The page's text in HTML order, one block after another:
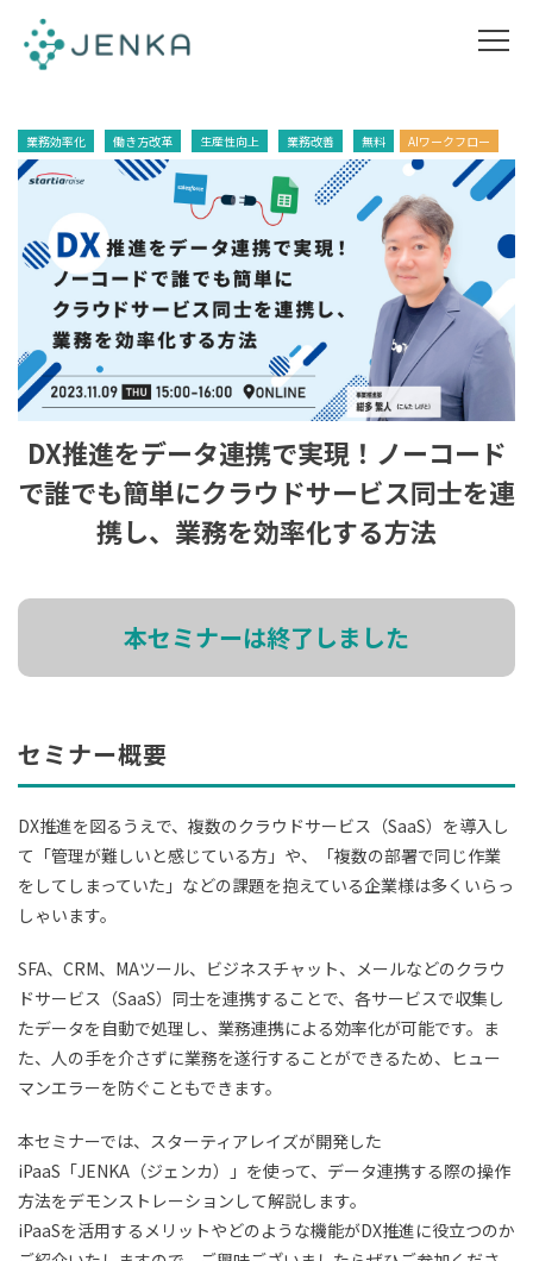
業務効率化 働き方改革 生産性向上 業務改善 無料 AIワークフロー
DX推進をデータ連携で実現！ノーコード
で誰でも簡単にクラウドサービス同士を連
携し、業務を効率化する方法
本セミナーは終了しました
セミナー概要
DX推進を図るうえで、複数のクラウドサービス（SaaS）を導入し
て「管理が難しいと感じている方」や、「複数の部署で同じ作業
をしてしまっていた」などの課題を抱えている企業様は多くいらっ
しゃいます。
SFA、CRM、MAツール、ビジネスチャット、メールなどのクラウ
ドサービス（SaaS）同士を連携することで、各サービスで収集し
たデータを自動で処理し、業務連携による効率化が可能です。ま
た、人の手を介さずに業務を遂行することができるため、ヒュー
マンエラーを防ぐこともできます。
本セミナーでは、スターティアレイズが開発した
iPaaS「JENKA（ジェンカ）」を使って、データ連携する際の操作
方法をデモンストレーションして解説します。
iPaaSを活用するメリットやどのような機能がDX推進に役立つのか